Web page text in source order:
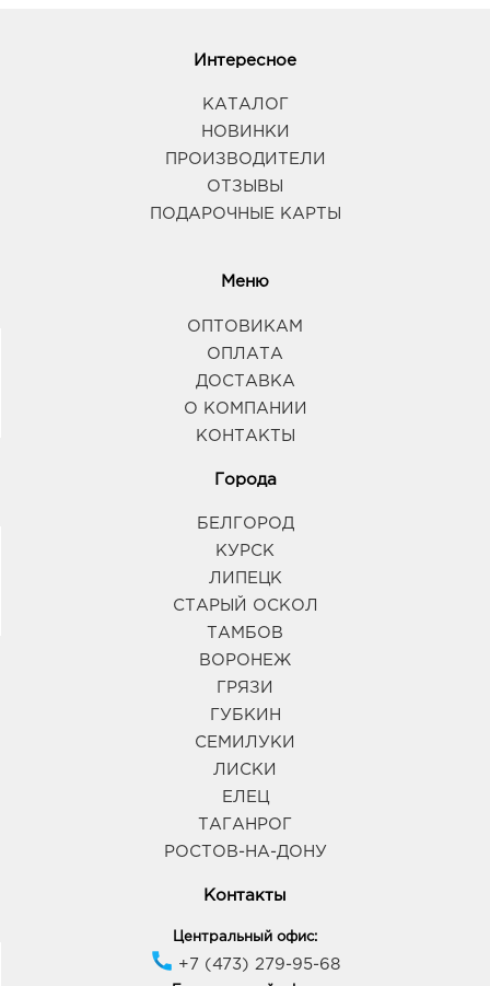
Интересное
КАТАЛОГ
НОВИНКИ
ПРОИЗВОДИТЕЛИ
ОТЗЫВЫ
ПОДАРОЧНЫЕ КАРТЫ
Меню
ОПТОВИКАМ
ОПЛАТА
ДОСТАВКА
О КОМПАНИИ
КОНТАКТЫ
Города
БЕЛГОРОД
КУРСК
ЛИПЕЦК
СТАРЫЙ ОСКОЛ
ТАМБОВ
ВОРОНЕЖ
ГРЯЗИ
ГУБКИН
СЕМИЛУКИ
ЛИСКИ
ЕЛЕЦ
ТАГАНРОГ
РОСТОВ-НА-ДОНУ
Контакты
Центральный офис:
+7 (473) 279-95-68